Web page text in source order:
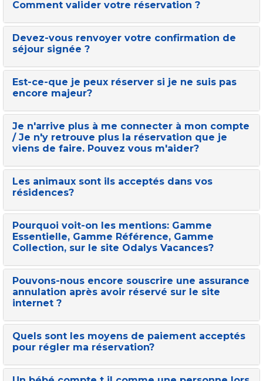
Comment valider votre réservation ?
Devez-vous renvoyer votre confirmation de
séjour signée ?
Est-ce-que je peux réserver si je ne suis pas
encore majeur?
Je n'arrive plus à me connecter à mon compte
/ Je n'y retrouve plus la réservation que je
viens de faire. Pouvez vous m'aider?
Les animaux sont ils acceptés dans vos
résidences?
Pourquoi voit-on les mentions: Gamme
Essentielle, Gamme Référence, Gamme
Collection, sur le site Odalys Vacances?
Pouvons-nous encore souscrire une assurance
annulation après avoir réservé sur le site
internet ?
Quels sont les moyens de paiement acceptés
pour régler ma réservation?